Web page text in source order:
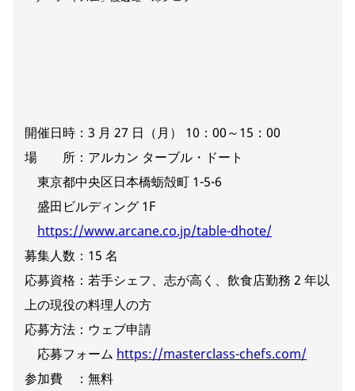
開催日時：3 月 27 日（月） 10：00～15：00
場 所：アルカン ターブル・ドート
東京都中央区日本橋蛎殻町 1-5-6
盛田ビルディング 1F
https://www.arcane.co.jp/table-dhote/
募集人数：15 名
応募資格：若手シェフ、志が高く、飲食店勤務 2 年以
上の現役の料理人の方
応募方法：ウェブ申請
応募フォーム https://masterclass-chefs.com/
参加費 ：無料